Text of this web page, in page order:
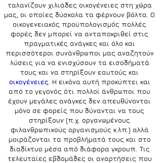
ταλανίζουν χιλιάδες οικογένειες στη χώρα
μας, οι οποίες δύσκολα τα φέρνουν βόλτα. Ο
οικογενειακός προϋπολογισμός πολλές
φορές δεν μπορεί να ανταποκριθεί στις
πραγματικές ανάγκες και όλο και
περισσότεροι συνάνθρωποι μας αναζητούν
λύσεις για να ενισχύσουν τα εισοδήματά
τους και να στηρίξουν εαυτούς και
οικογένειες . Η εικόνα αυτή προκύπτει και
από το γεγονός ότι πολλοί άνθρωποι που
έχουν μεγάλες ανάγκες δεν απευθύνονται
μόνο σε φορείς που δύνανται να τους
στηρίξουν (π.χ. οργανωμένους
φιλανθρωπικούς οργανισμούς κ.λπ.) αλλά
μοιράζονται τα προβλήματά τους και στο
διαδίκτυο μέσα από διάφορα γκρουπ. Τις
τελευταίες εβδομάδες οι αναρτήσεις που